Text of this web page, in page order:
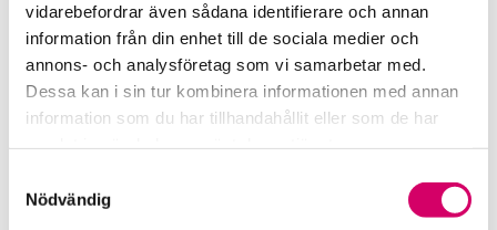
vidarebefordrar även sådana identifierare och annan
information från din enhet till de sociala medier och
annons- och analysföretag som vi samarbetar med.
Dessa kan i sin tur kombinera informationen med annan
information som du har tillhandahållit eller som de har
Nödvändig
Skicka e-post
072-296 71 59
STOCKHOLM
Robin Larsson
Auktoriserad Redovisningskonsult
072-296 71 59